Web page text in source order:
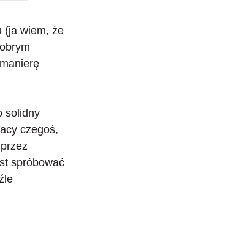
(ja wiem, że
solidny
czegoś,
spróbować